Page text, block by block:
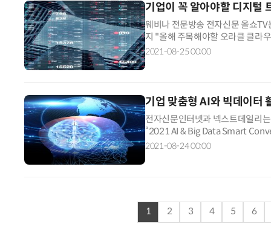
기업이 꼭 알아야할 디지털
웨비나 전문방송 전자신문 올쇼
지 "올해 주목해야할 오라클 클라
세미나를 개최한다.
2021-08-25 00:00
기업 맞춤형 AI와 빅데이터
전자신문인터넷과 넥스트데일리
“2021 AI & Big Data Smart
2021-08-24 00:00
1 2 3 4 5 6